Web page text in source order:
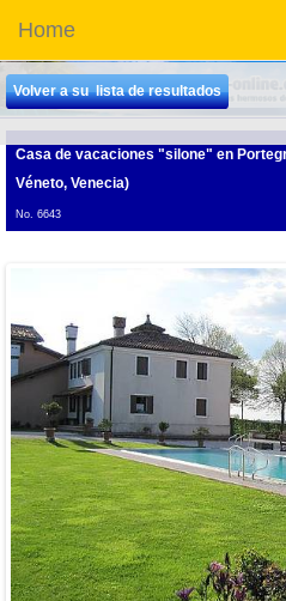
Home
Casa de vacaciones "silone" en
Véneto, Venecia)
No. 6643
Volver a su lista de resultados